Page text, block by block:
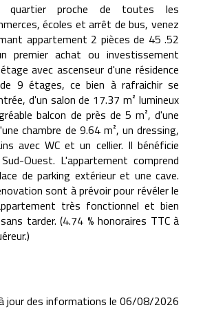
quartier proche de toutes les
écoles et arrêt de bus, venez
appartement 2 pièces de 45 .52
premier achat ou investissement
avec ascenseur d'une résidence
9 étages, ce bien à rafraichir se
d'un salon de 17.37 m² lumineux
balcon de près de 5 m², d'une
chambre de 9.64 m², un dressing,
avec WC et un cellier. Il bénéficie
Ouest. L'appartement comprend
de parking extérieur et une cave.
sont à prévoir pour révéler le
très fonctionnel et bien
tarder. (4.74 % honoraires TTC à
jour des informations le 06/08/2026